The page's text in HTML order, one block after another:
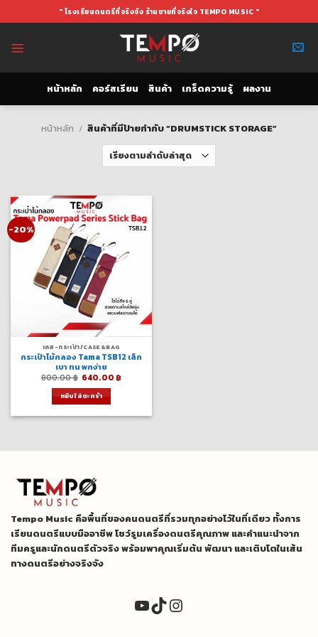
to
" โรงเรียนดนตรีที่จริงจัง ร้านขายที่จริงใจ TEMPO MUSIC "
หน้าหลัก คอร์สเรียน สินค้า เกร็ดความรู้ ผลงาน
หน้าหลัก / สินค้าที่มีป้ายกำกับ “DRUMSTICK STORAGE”
-20%
เคส-กระเป๋า/CASE&BAG
กระเป๋าไม้กลอง Tama TSB12 เล็ก
เบา ทน พกง่าย
800.00฿ Original
was:
800.00 ฿.
640.00 ฿
หยิบใส่ตะกร้า
Tempo Music คือพื้นที่ของคนดนตรีที่รวมทุกอย่างไว้ในที่เดียว ทั้งการ
เรียนดนตรีแบบมืออาชีพ โชว์รูมเครื่องดนตรีคุณภาพ และคำแนะนำจาก
ทีมครูและนักดนตรีตัวจริง พร้อมพาคุณเริ่มต้น พัฒนา และเติบโตในเส้น
ทางดนตรีอย่างจริงจัง
YouTube
TikTok
Instagram